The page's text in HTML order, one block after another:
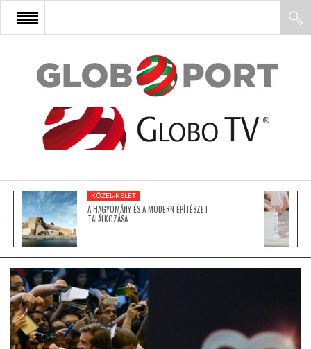
FŐOLDAL
AFRIKA
ÁZSIA
LATIN-AMERIKA
KÖZEL-KELET
KÖZEL-KELET
A HAGYOMÁNY ÉS A MODERN ÉPÍTÉSZET
TALÁLKOZÁSA…